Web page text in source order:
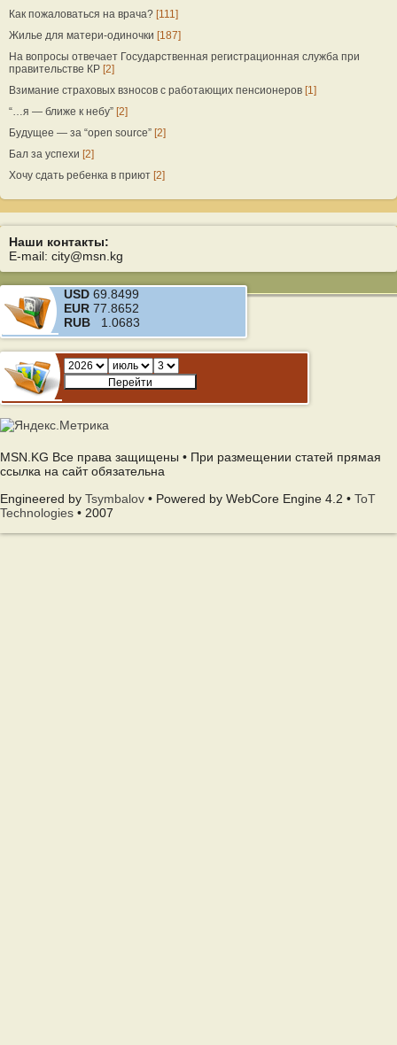
Как пожаловаться на врача? [111]
Жилье для матери-одиночки [187]
На вопросы отвечает Государственная регистрационная служба при
правительстве КР [2]
Взимание страховых взносов с работающих пенсионеров [1]
“…я — ближе к небу” [2]
Будущее — за “open source” [2]
Бал за успехи [2]
Хочу сдать ребенка в приют [2]
Наши контакты:
E-mail: city@msn.kg
USD 69.8499
EUR 77.8652
RUB 1.0683
MSN.KG Все права защищены • При размещении статей прямая
ссылка на сайт обязательна
Engineered by Tsymbalov • Powered by WebCore Engine 4.2 • ToT
Technologies • 2007